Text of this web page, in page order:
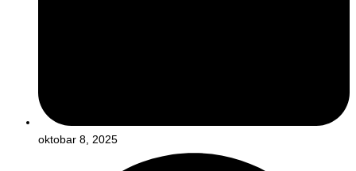
oktobar 8, 2025